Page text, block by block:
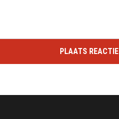
PLAATS REACTIE